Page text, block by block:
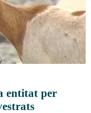
entitat per